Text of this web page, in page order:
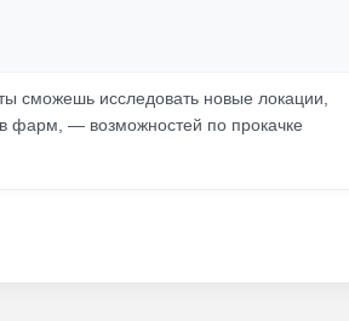
сможешь исследовать новые локации,
фарм, — возможностей по прокачке